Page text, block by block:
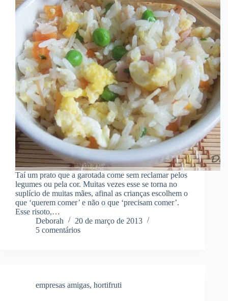
Taí um prato que a garotada come sem reclamar pelos
legumes ou pela cor. Muitas vezes esse se torna no
suplício de muitas mães, afinal as crianças escolhem o
que ‘querem comer’ e não o que ‘precisam comer’.
Esse risoto,…
Deborah
20 de março de 2013
5 comentários
empresas amigas, hortifruti